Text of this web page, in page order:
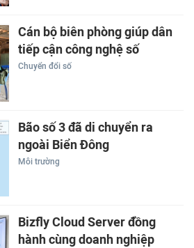
Cán bộ biên phòng giúp dân
tiếp cận công nghệ số
Chuyển đổi số
Bão số 3 đã di chuyển ra
ngoài Biển Đông
Môi trường
Bizfly Cloud Server đồng
hành cùng doanh nghiệp